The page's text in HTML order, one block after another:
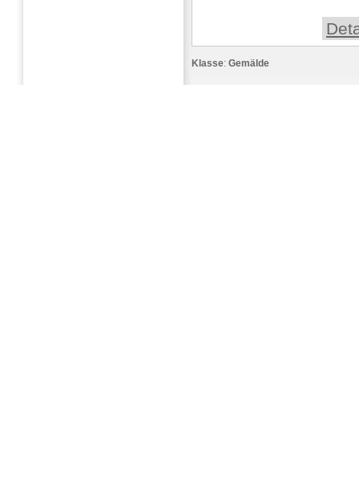
Klasse: Gemälde